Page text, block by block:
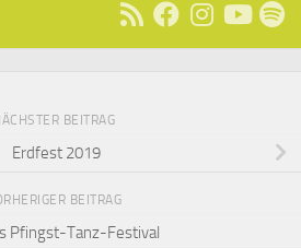
BEITRAG
Erdfest 2019
BEITRAG
Pfingst-Tanz-Festival